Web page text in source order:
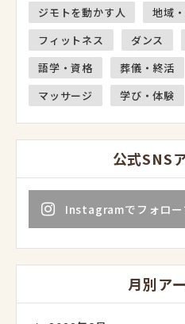
ジモトを動かす人
地域
フィットネス
ダンス
語学・資格
葬儀・終活
マッサージ
学び・体験
公式SNS
Instagramでフォロー
月別ア